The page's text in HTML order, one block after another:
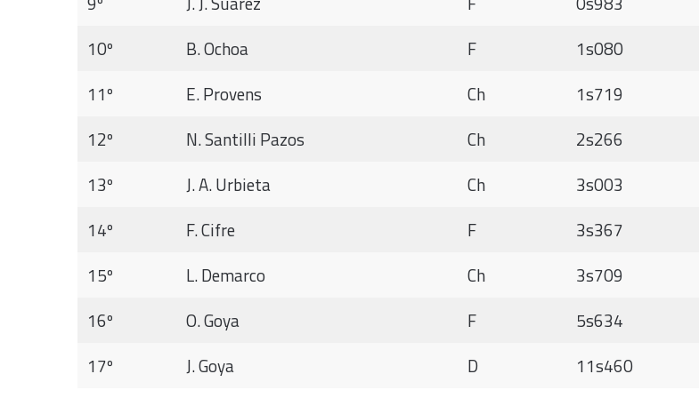
10º
B. Ochoa F
1s080
11º
E. Provens Ch
1s719
12º
N. Santilli Pazos Ch
2s266
13º
J. A. Urbieta Ch
3s003
14º
F. Cifre F
3s367
15º
L. Demarco Ch
3s709
16º
O. Goya F
5s634
17º
J. Goya D 11s460